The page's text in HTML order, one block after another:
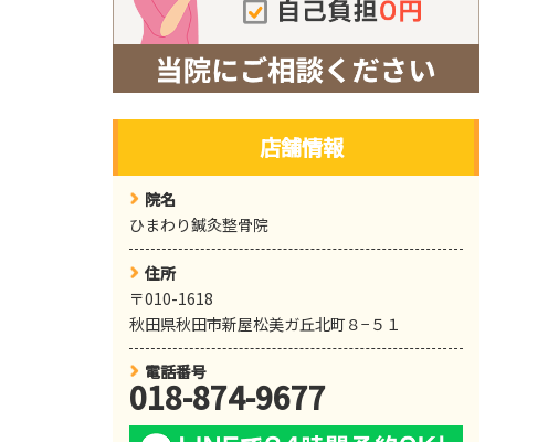
店舗情報
院名
ひまわり鍼灸整骨院
住所
〒010-1618
秋田県秋田市新屋松美ガ丘北町８−５１
電話番号
018-874-9677